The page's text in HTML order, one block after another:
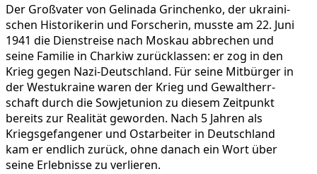
Der Groß­va­ter von Gelinada Grin­chenko, der ukrai­ni­
schen His­to­ri­ke­rin und For­sche­rin, musste am 22. Juni
1941 die Dienst­reise nach Moskau abbre­chen und
seine Familie in Charkiw zurück­las­sen: er zog in den
Krieg gegen Nazi-Deutsch­land. Für seine Mit­bür­ger in
der West­ukraine waren der Krieg und Gewalt­herr­
schaft durch die Sowjet­union zu diesem Zeit­punkt
bereits zur Rea­li­tät gewor­den. Nach 5 Jahren als
Kriegs­ge­fan­ge­ner und Ost­ar­bei­ter in Deutsch­land
kam er endlich zurück, ohne danach ein Wort über
seine Erleb­nisse zu verlieren.